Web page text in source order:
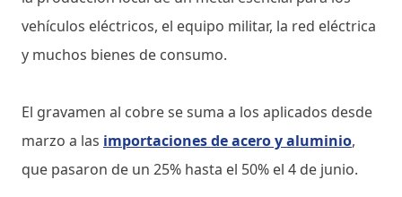
vehículos eléctricos, el equipo militar, la red eléctrica
y muchos bienes de consumo.
El gravamen al cobre se suma a los aplicados desde
marzo a las importaciones de acero y aluminio,
que pasaron de un 25% hasta el 50% el 4 de junio.